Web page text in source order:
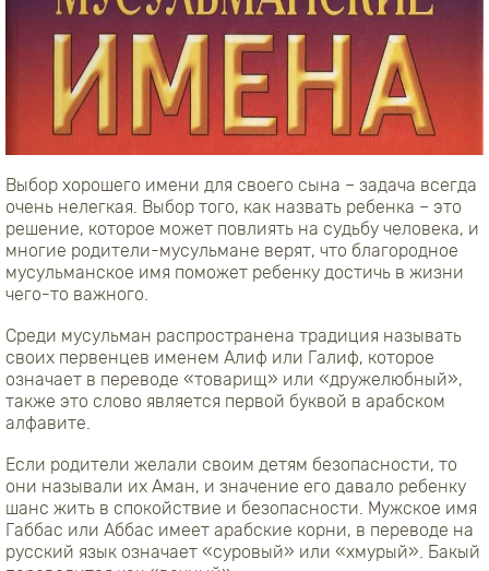
Выбор хорошего имени для своего сына – задача всегда
очень нелегкая. Выбор того, как назвать ребенка – это
решение, которое может повлиять на судьбу человека, и
многие родители-мусульмане верят, что благородное
мусульманское имя поможет ребенку достичь в жизни
чего-то важного.
Среди мусульман распространена традиция называть
своих первенцев именем Алиф или Галиф, которое
означает в переводе «товарищ» или «дружелюбный»,
также это слово является первой буквой в арабском
алфавите.
Если родители желали своим детям безопасности, то
они называли их Аман, и значение его давало ребенку
шанс жить в спокойствие и безопасности. Мужское имя
Габбас или Аббас имеет арабские корни, в переводе на
русский язык означает «суровый» или «хмурый». Бакый